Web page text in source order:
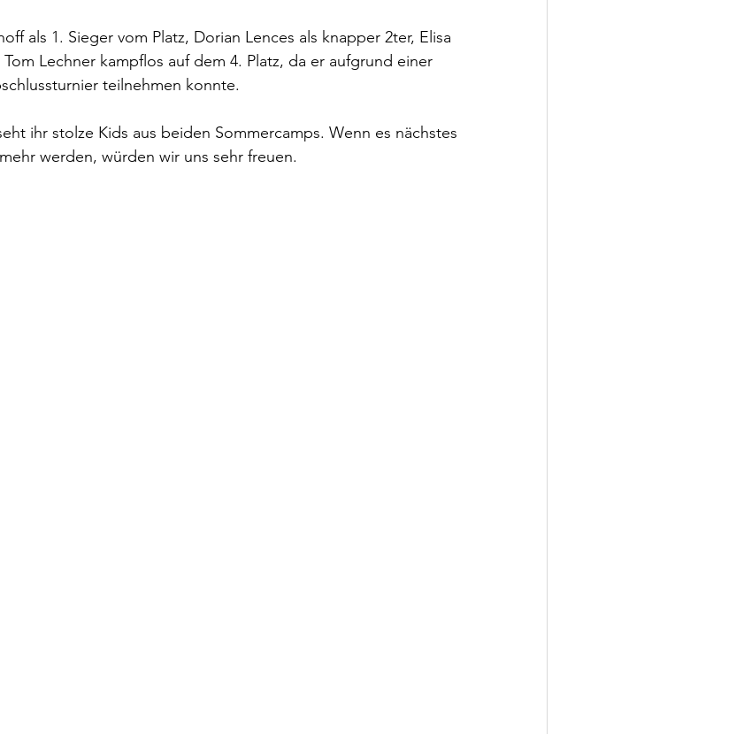
als 1. Sieger vom Platz, Dorian Lences als knapper 2ter, Elisa
Lechner kampflos auf dem 4. Platz, da er aufgrund einer
teilnehmen konnte.
ihr stolze Kids aus beiden Sommercamps. Wenn es nächstes
werden, würden wir uns sehr freuen.